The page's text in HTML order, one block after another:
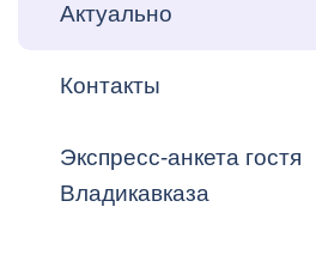
Актуально
Контакты
Экспресс-анкета гостя
Владикавказа